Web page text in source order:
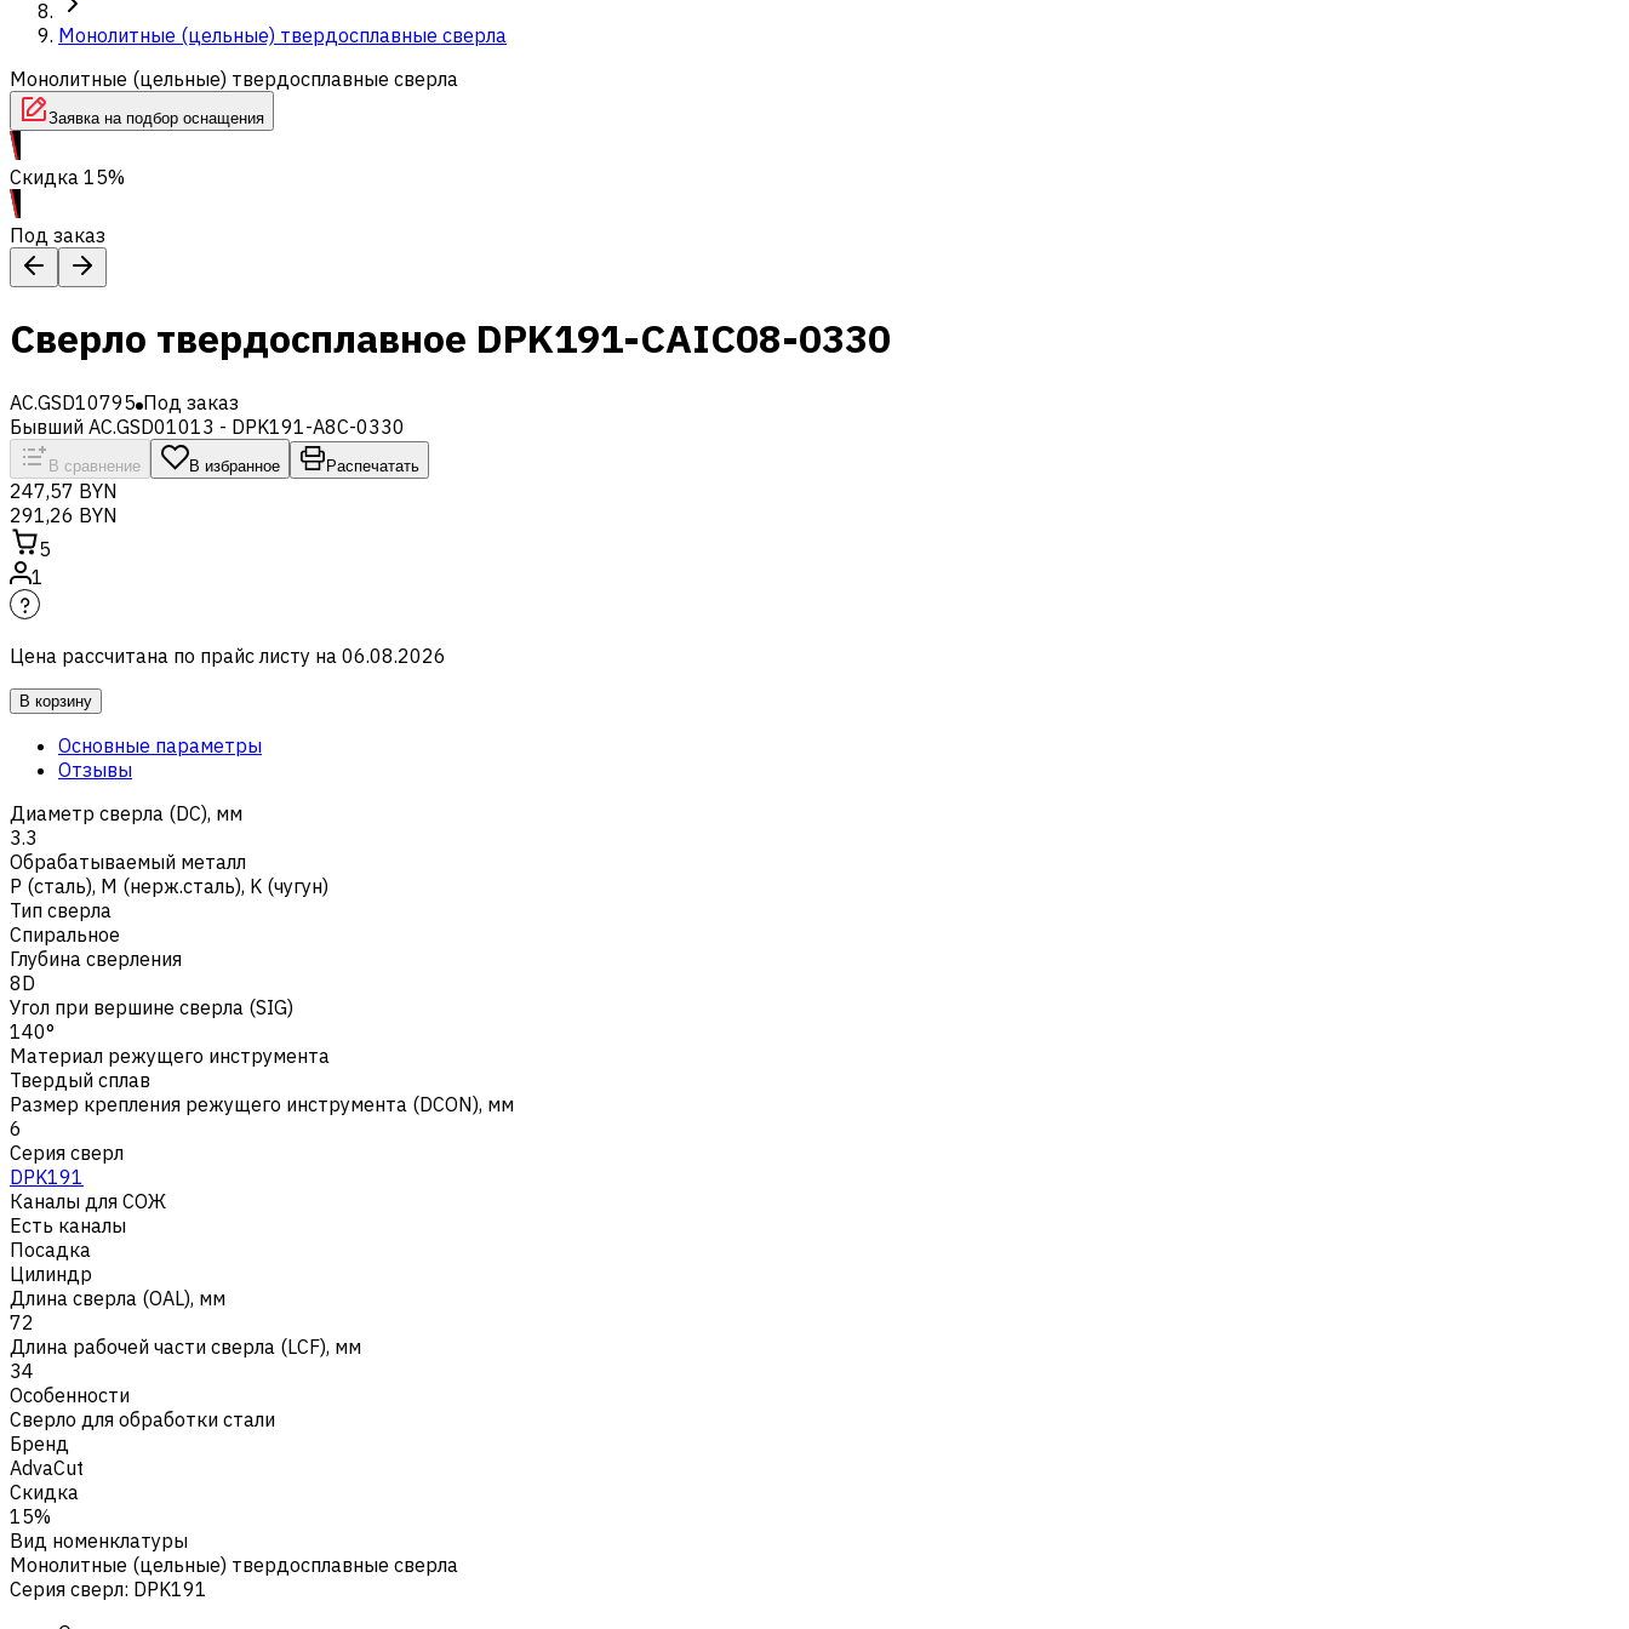
Монолитные (цельные) твердосплавные сверла
Монолитные (цельные) твердосплавные сверла
Заявка на подбор оснащения
Скидка 15%
Под заказ
Сверло твердосплавное DPK191-CAIC08-0330
AC.GSD10795 Под заказ
Бывший AC.GSD01013 - DPK191-A8C-0330
В сравнение В избранное Распечатать
247,57 BYN
291,26 BYN
5
1
Цена рассчитана по прайс листу на 06.08.2026
В корзину
Основные параметры
Отзывы
Диаметр сверла (DC), мм
3.3
Обрабатываемый металл
Р (сталь), M (нерж.сталь), K (чугун)
Тип сверла
Спиральное
Глубина сверления
8D
Угол при вершине сверла (SIG)
140°
Материал режущего инструмента
Твердый сплав
Размер крепления режущего инструмента (DCON), мм
6
Серия сверл
DPK191
Каналы для СОЖ
Есть каналы
Посадка
Цилиндр
Длина сверла (OAL), мм
72
Длина рабочей части сверла (LCF), мм
34
Особенности
Сверло для обработки стали
Бренд
AdvaCut
Скидка
15%
Вид номенклатуры
Монолитные (цельные) твердосплавные сверла
Серия сверл: DPK191